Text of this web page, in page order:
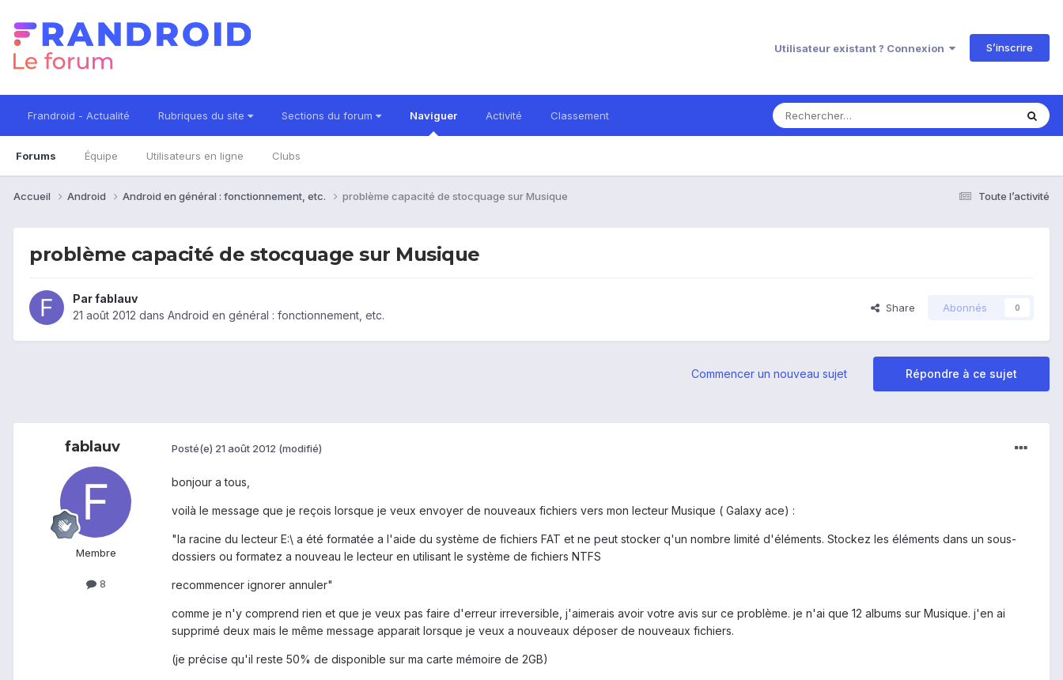
Utilisateur existant ? Connexion S’inscrire
Frandroid - Actualité Rubriques du site Sections du forum Naviguer
Forums Équipe Utilisateurs en ligne Clubs
Activité Classement
Toute l’activité
Accueil Android Android en général : fonctionnement, etc. problème capacité de stocquage sur Musique
problème capacité de stocquage sur Musique
Parfablauv
21 août 2012 dans Android en général : fonctionnement, etc.
Share Abonnés 0
Répondre à ce sujet
Commencer un nouveau sujet
fablauv
Membre
8
Posté(e) 21 août 2012 (modifié)
bonjour a tous,
voilà le message que je reçois lorsque je veux envoyer de nouveaux fichiers vers mon lecteur Musique ( Galaxy ace) :
"la racine du lecteur E:\ a été formatée a l'aide du système de fichiers FAT et ne peut stocker q'un nombre limité d'éléments. Stockez les éléments dans un sous-
dossiers ou formatez a nouveau le lecteur en utilisant le système de fichiers NTFS
recommencer ignorer annuler"
comme je n'y comprend rien et que je veux pas faire d'erreur irreversible, j'aimerais avoir votre avis sur ce problème. je n'ai que 12 albums sur Musique. j'en ai
supprimé deux mais le même message apparait lorsque je veux a nouveaux déposer de nouveaux fichiers.
(je précise qu'il reste 50% de disponible sur ma carte mémoire de 2GB)